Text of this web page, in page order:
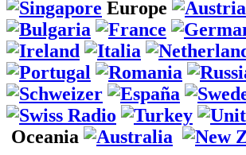
Europe
Oceania